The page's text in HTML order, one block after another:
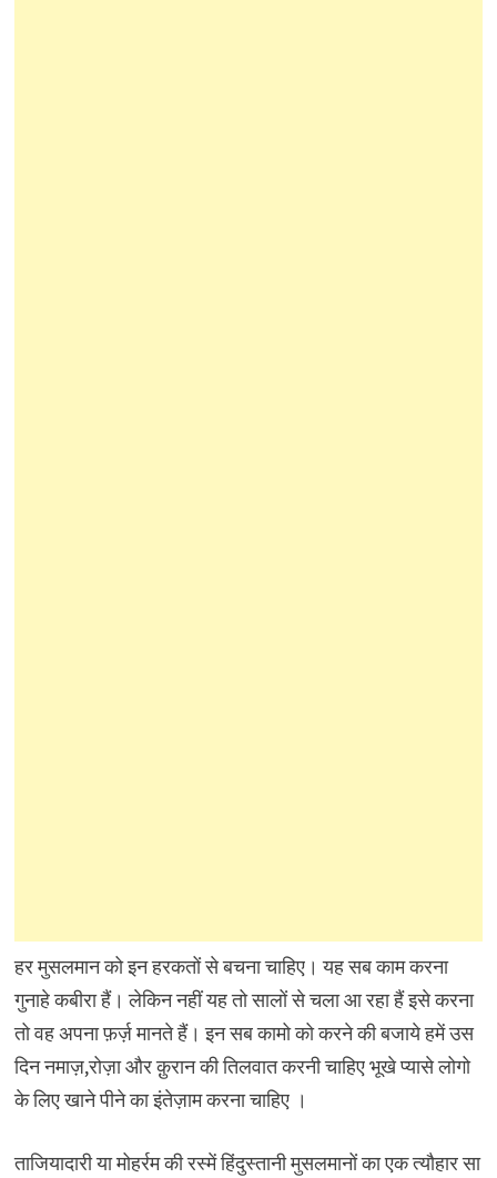
हर मुसलमान को इन हरकतों से बचना चाहिए। यह सब काम करना
गुनाहे कबीरा हैं। लेकिन नहीं यह तो सालों से चला आ रहा हैं इसे करना
तो वह अपना फ़र्ज़ मानते हैं। इन सब कामो को करने की बजाये हमें उस
दिन नमाज़,रोज़ा और क़ुरान की तिलवात करनी चाहिए भूखे प्यासे लोगो
के लिए खाने पीने का इंतेज़ाम करना चाहिए ।
ताजियादारी या मोहर्रम की रस्में हिंदुस्तानी मुसलमानों का एक त्यौहार सा